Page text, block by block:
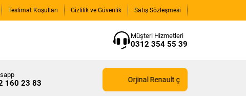
Teslimat Koşulları Gizlilik ve Güvenlik Satış Sözleşmesi
Müşteri Hizmetleri
0312 354 55 39
160 23 83 Orjinal Renault çıkma yedek parçaları